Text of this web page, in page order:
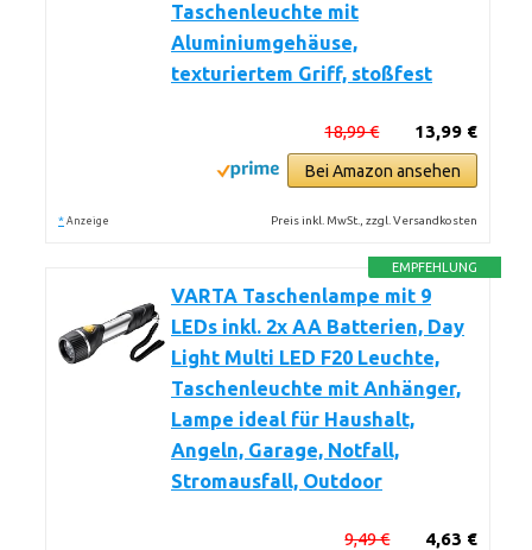
Taschenleuchte mit
Aluminiumgehäuse,
texturiertem Griff, stoßfest
13,99 €
18,99 €
Bei Amazon ansehen
* Anzeige Preis inkl. MwSt., zzgl. Versandkosten
EMPFEHLUNG
VARTA Taschenlampe mit 9
LEDs inkl. 2x AA Batterien, Day
Light Multi LED F20 Leuchte,
Taschenleuchte mit Anhänger,
Lampe ideal für Haushalt,
Angeln, Garage, Notfall,
Stromausfall, Outdoor
4,63 €
9,49 €